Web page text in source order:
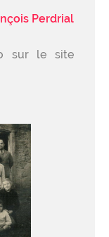
Perdrial
sur le site